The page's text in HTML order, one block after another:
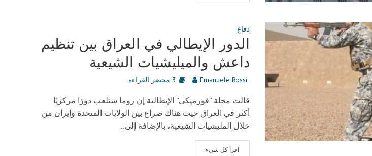
دفاع
الدور الإيطالي في العراق بين تنظيم
داعش والميليشيات الشيعية
Emanuele Rossi 3 محضر القراءة
قالت مجلة “فورميكي” الإيطالية إن روما ستلعب دورًا مركزيًا
أكثر في العراق حيث هناك صراع بين الولايات المتحدة وإيران من
خلال المليشيات الشيعية، بالإضافة إلى...
اقرأ كل شيء